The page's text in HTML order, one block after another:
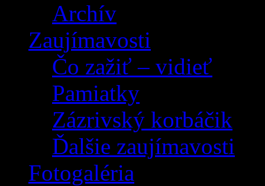
Archív
Zaujímavosti
Čo zažiť – vidieť
Pamiatky
Zázrivský korbáčik
Ďalšie zaujímavosti
Fotogaléria